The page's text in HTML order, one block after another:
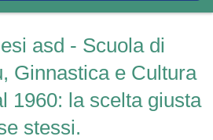
asd - Scuola di
Ginnastica e Cultura
1960: la scelta giusta
stessi.